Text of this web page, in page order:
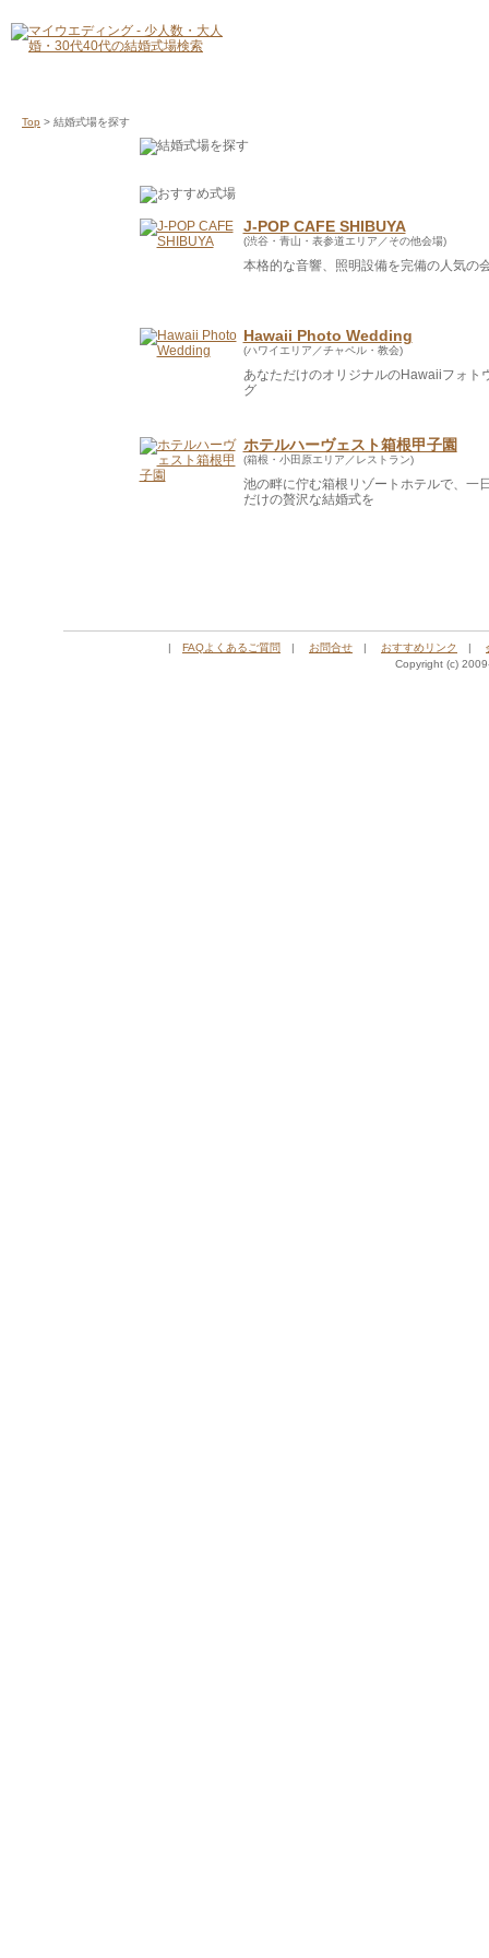
Top > 結婚式場を探す
J-POP CAFE SHIBUYA
(渋谷・青山・表参道エリア／その他会場)
本格的な音響、照明設備を完備の人気の
Hawaii Photo Wedding
(ハワイエリア／チャペル・教会)
あなただけのオリジナルのHawaiiフォト
グ
ホテルハーヴェスト箱根甲子園
(箱根・小田原エリア／レストラン)
池の畔に佇む箱根リゾートホテルで、一
だけの贅沢な結婚式を
| FAQよくあるご質問 | お問合せ | おすすめリンク |
Copyright (c)